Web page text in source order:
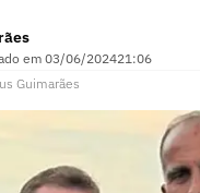
em 03/06/202421:06
Guimarães